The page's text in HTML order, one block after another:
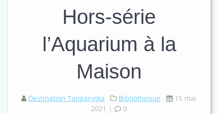
Hors-série
l’Aquarium à la
Maison
Destination Tanganyika Bibliothèque
15 mai
2021 | 0